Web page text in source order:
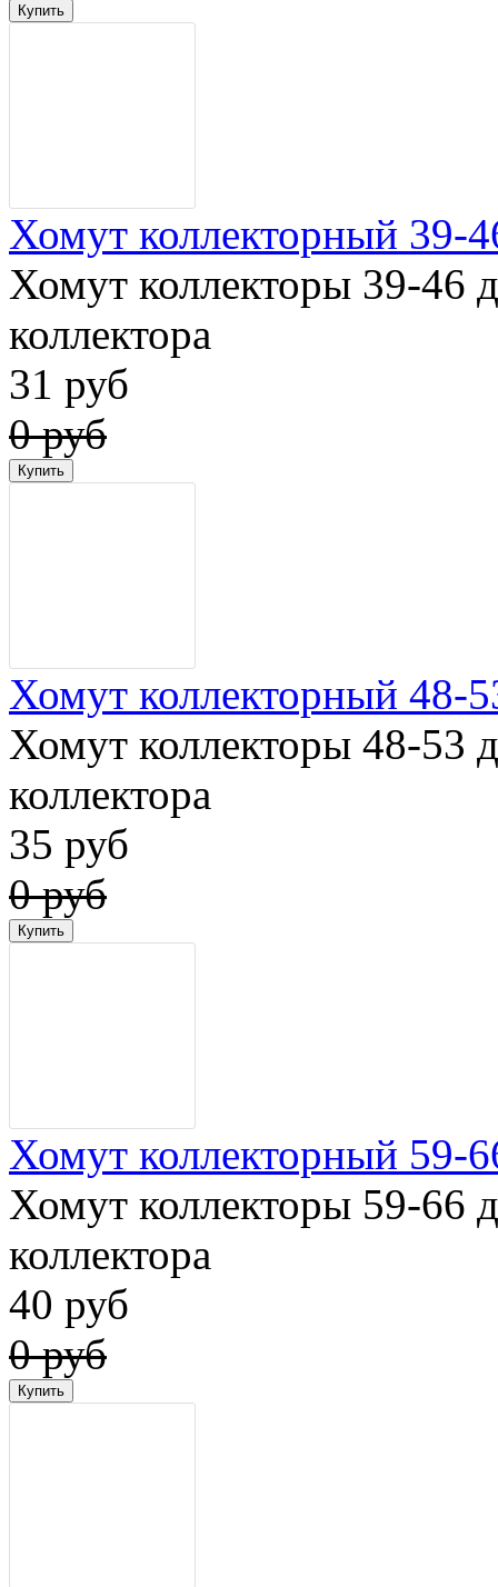
Хомут коллекторный 39-
Хомут коллекторы 39-46
коллектора
31 руб
0 руб
Хомут коллекторный 48-
Хомут коллекторы 48-53
коллектора
35 руб
0 руб
Хомут коллекторный 59-
Хомут коллекторы 59-66
коллектора
40 руб
0 руб